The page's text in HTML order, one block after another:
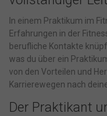
In einem Praktikum im
Erfahrungen in der
berufliche Kontakte
was du über ein
von den Vorteilen und
Karrierewegen nach
Der Praktikant